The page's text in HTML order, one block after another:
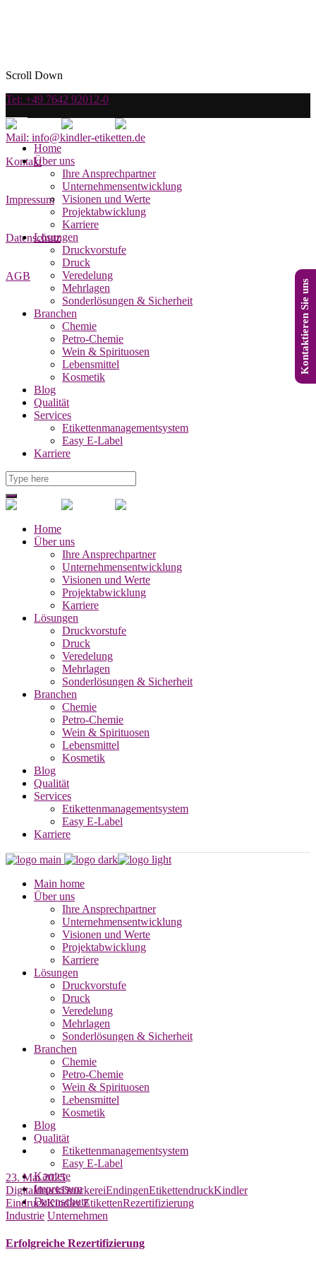
Scroll Down
Tel: +49 7642 92012-0
Mail: info@kindler-etiketten.de
Kontakt
Impressum
Datenschutz
AGB
Home
Über uns
Ihre Ansprechpartner
Unternehmensentwicklung
Visionen und Werte
Projektabwicklung
Karriere
Lösungen
Druckvorstufe
Druck
Veredelung
Mehrlagen
Sonderlösungen & Sicherheit
Branchen
Chemie
Petro-Chemie
Wein & Spirituosen
Lebensmittel
Kosmetik
Blog
Qualität
Services
Etikettenmanagementsystem
Easy E-Label
Karriere
Home
Über uns
Ihre Ansprechpartner
Unternehmensentwicklung
Visionen und Werte
Projektabwicklung
Karriere
Lösungen
Druckvorstufe
Druck
Veredelung
Mehrlagen
Sonderlösungen & Sicherheit
Branchen
Chemie
Petro-Chemie
Wein & Spirituosen
Lebensmittel
Kosmetik
Blog
Qualität
Services
Etikettenmanagementsystem
Easy E-Label
Karriere
Main home
Über uns
Ihre Ansprechpartner
Unternehmensentwicklung
Visionen und Werte
Projektabwicklung
Karriere
Lösungen
Druckvorstufe
Druck
Veredelung
Mehrlagen
Sonderlösungen & Sicherheit
Branchen
Chemie
Petro-Chemie
Wein & Spirituosen
Lebensmittel
Kosmetik
Blog
Qualität
Etikettenmanagementsystem
Easy E-Label
Karriere
Impressum
Datenschutz
23. Mai 2025
DigitaldruckDruckereiEndingenEtikettendruckKindler
EindruckKindler EtikettenRezertifizierung
Industrie Unternehmen
Erfolgreiche Rezertifizierung
Kontaktieren Sie uns